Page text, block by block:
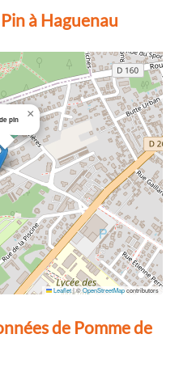
à Haguenau
pin ×
Leaflet|©OpenStreetMapcontributors
de Pomme de